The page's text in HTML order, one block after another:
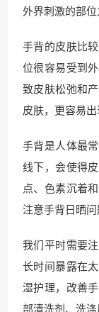
外界刺激的部位
手背的皮肤比
位很容易受到
致皮肤松弛和
皮肤，更容易
手背是人体最
线下，会使得
点、色素沉着
注意手背日晒问
我们平时需要
长时间暴露在
湿护理，改善
部清洗剂、洗